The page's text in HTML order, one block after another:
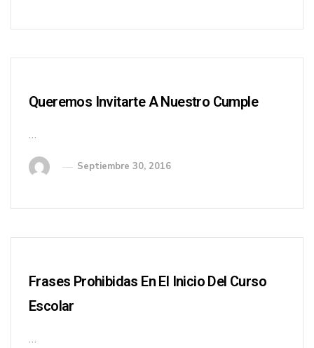
Queremos Invitarte A Nuestro Cumple
…
Septiembre 30, 2016
Frases Prohibidas En El Inicio Del Curso
Escolar
…